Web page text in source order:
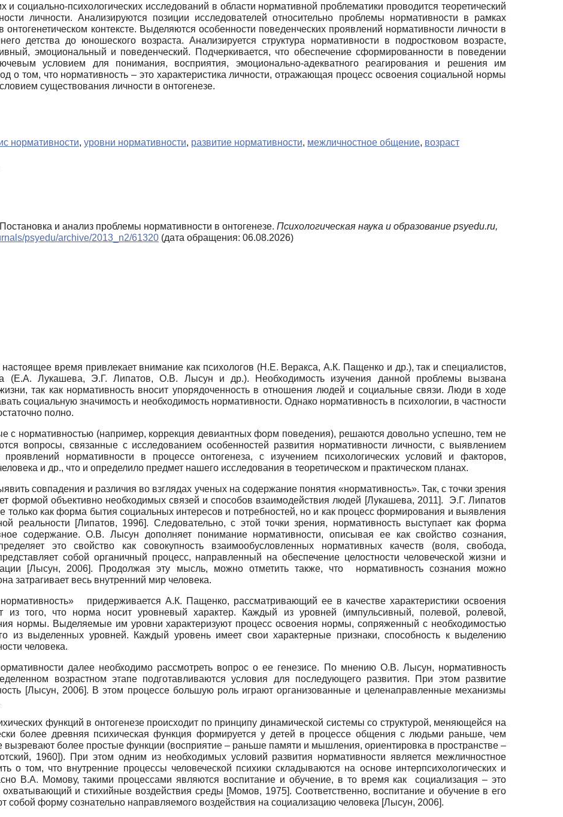
и социально-психологических исследований в области нормативной проблематики проводится теоретический
личности. Анализируются позиции исследователей относительно проблемы нормативности в рамках
контексте. Выделяются особенности поведенческих проявлений нормативности личности в
детства до юношеского возраста. Анализируется структура нормативности в подростковом возрасте,
эмоциональный и поведенческий. Подчеркивается, что обеспечение сформированности в поведении
условием для понимания, восприятия, эмоционально-адекватного реагирования и решения им
о том, что нормативность – это характеристика личности, отражающая процесс освоения социальной нормы
существования личности в онтогенезе.
нормативности, уровни нормативности, развитие нормативности, межличностное общение, возраст
и анализ проблемы нормативности в онтогенезе. Психологическая наука и образование psyedu.ru,
psyedu/archive/2013_n2/61320 (дата обращения: 06.08.2026)
время привлекает внимание как психологов (Н.Е. Веракса, А.К. Пащенко и др.), так и специалистов,
(Е.А. Лукашева, Э.Г. Липатов, О.В. Лысун и др.). Необходимость изучения данной проблемы вызвана
так как нормативность вносит упорядоченность в отношения людей и социальные связи. Люди в ходе
социальную значимость и необходимость нормативности. Однако нормативность в психологии, в частности
полно.
с нормативностью (например, коррекция девиантных форм поведения), решаются довольно успешно, тем не
вопросы, связанные с исследованием особенностей развития нормативности личности, с выявлением
нормативности в процессе онтогенеза, с изучением психологических условий и факторов,
и др., что и определило предмет нашего исследования в теоретическом и практическом планах.
совпадения и различия во взглядах ученых на содержание понятия «нормативность». Так, с точки зрения
формой объективно необходимых связей и способов взаимодействия людей [Лукашева, 2011]. Э.Г. Липатов
только как форма бытия социальных интересов и потребностей, но и как процесс формирования и выявления
реальности
[Липатов, 1996]. Следовательно, с этой точки зрения, нормативность выступает как форма
содержание. О.В. Лысун дополняет понимание нормативности, описывая ее как свойство сознания,
это свойство как совокупность взаимообусловленных нормативных качеств (воля, свобода,
собой органичный процесс, направленный на обеспечение целостности человеческой жизни и
[Лысун, 2006]. Продолжая эту мысль, можно отметить также, что нормативность сознания можно
затрагивает весь внутренний мир человека.
придерживается А.К. Пащенко, рассматривающий ее в качестве характеристики освоения
из того, что норма носит уровневый характер. Каждый из уровней (импульсивный, полевой, ролевой,
нормы. Выделяемые им уровни характеризуют процесс освоения нормы, сопряженный с необходимостью
из выделенных уровней. Каждый уровень имеет свои характерные признаки, способность к выделению
человека.
далее необходимо рассмотреть вопрос о ее генезисе. По мнению О.В. Лысун, нормативность
возрастном этапе подготавливаются условия для последующего развития. При этом развитие
[Лысун, 2006]. В этом процессе большую роль играют организованные и целенаправленные механизмы
функций в онтогенезе происходит по принципу динамической системы со структурой, меняющейся на
более древняя психическая функция формируется у детей в процессе общения с людьми раньше, чем
более простые функции (восприятие – раньше памяти и мышления, ориентировка в пространстве –
1960]). При этом одним из необходимых условий развития нормативности является межличностное
о том, что внутренние процессы человеческой психики складываются на основе интерпсихологических и
В.А. Момову, такими процессами являются воспитание и обучение, в то время как социализация – это
и стихийные воздействия среды [Момов, 1975]. Соответственно, воспитание и обучение в его
собой форму сознательно направляемого воздействия на социализацию человека [Лысун, 2006].